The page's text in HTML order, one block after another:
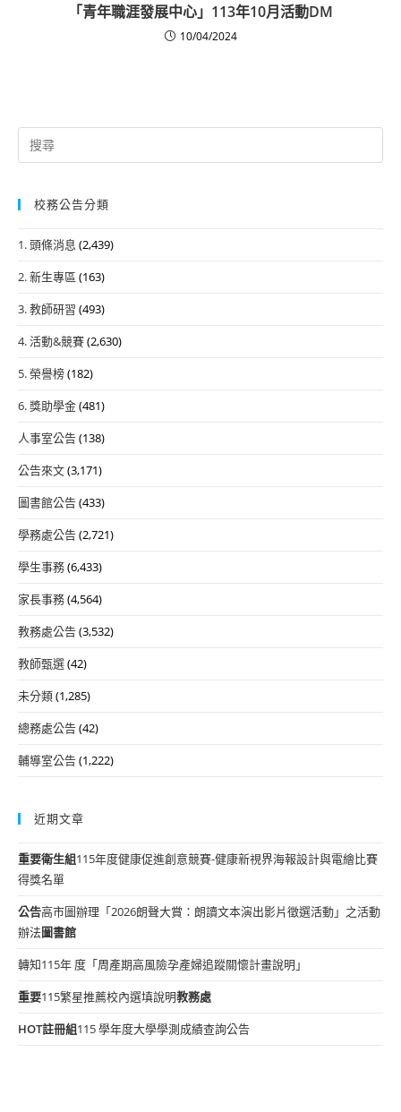
「青年職涯發展中心」113年10月活動DM
10/04/2024
Search
for:
校務公告分類
1. 頭條消息 (2,439)
2. 新生專區 (163)
3. 教師研習 (493)
4. 活動&競賽(2,630)
5. 榮譽榜(182)
6. 獎助學金(481)
人事室公告(138)
公告來文(3,171)
圖書館公告(433)
學務處公告(2,721)
學生事務(6,433)
家長事務(4,564)
教務處公告(3,532)
教師甄選(42)
未分類(1,285)
總務處公告(42)
輔導室公告(1,222)
近期文章
重要衛生組115年度健康促進創意競賽-健康新視界海報設計與電繪比賽
得獎名單
公告高市圖辦理「2026朗聲大賞：朗讀文本演出影片徵選活動」之活動
辦法圖書館
轉知115年 度「周產期高風險孕產婦追蹤關懷計畫說明」
重要115繁星推薦校內選填說明教務處
HOT註冊組115 學年度大學學測成績查詢公告